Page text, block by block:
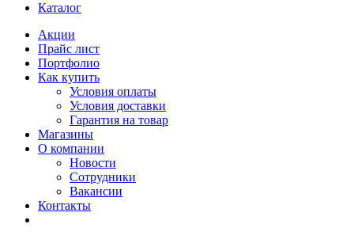
Каталог
Акции
Прайс лист
Портфолио
Как купить
Условия оплаты
Условия доставки
Гарантия на товар
Магазины
О компании
Новости
Сотрудники
Вакансии
Контакты